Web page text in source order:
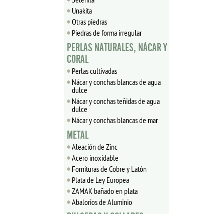
Unakita
Otras piedras
Piedras de forma irregular
PERLAS NATURALES, NÁCAR Y
CORAL
Perlas cultivadas
Nácar y conchas blancas de agua
dulce
Nácar y conchas teñidas de agua
dulce
Nácar y conchas blancas de mar
METAL
Aleación de Zinc
Acero inoxidable
Fornituras de Cobre y Latón
Plata de Ley Europea
ZAMAK bañado en plata
Abalorios de Aluminio